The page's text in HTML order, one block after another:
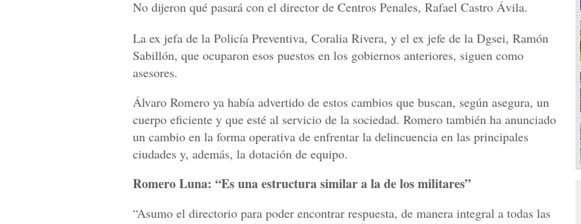
No dijeron qué pasará con el director de Centros Penales, Rafael Castro Ávila.
La ex jefa de la Policía Preventiva, Coralia Rivera, y el ex jefe de la Dgsei, Ramón
Sabillón, que ocuparon esos puestos en los gobiernos anteriores, siguen como
asesores.
Álvaro Romero ya había advertido de estos cambios que buscan, según asegura, un
cuerpo eficiente y que esté al servicio de la sociedad. Romero también ha anunciado
un cambio en la forma operativa de enfrentar la delincuencia en las principales
ciudades y, además, la dotación de equipo.
Romero Luna: “Es una estructura similar a la de los militares”
“Asumo el directorio para poder encontrar respuesta, de manera integral a todas las